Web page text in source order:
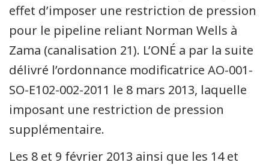
effet d’imposer une restriction de pression
pour le pipeline reliant Norman Wells à
Zama (canalisation 21). L’ONÉ a par la suite
délivré l’ordonnance modificatrice AO-001-
SO-E102-002-2011 le 8 mars 2013, laquelle
imposant une restriction de pression
supplémentaire.
Les 8 et 9 février 2013 ainsi que les 14 et